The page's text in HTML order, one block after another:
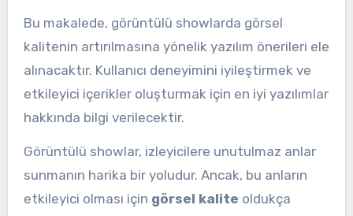
Bu makalede, görüntülü showlarda görsel
kalitenin artırılmasına yönelik yazılım önerileri ele
alınacaktır. Kullanıcı deneyimini iyileştirmek ve
etkileyici içerikler oluşturmak için en iyi yazılımlar
hakkında bilgi verilecektir.
Görüntülü showlar, izleyicilere unutulmaz anlar
sunmanın harika bir yoludur. Ancak, bu anların
etkileyici olması için görsel kalite oldukça